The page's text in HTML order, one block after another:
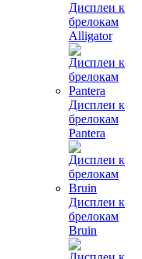
Дисплеи к
брелокам
Alligator
Дисплеи к
брелокам
Pantera
Дисплеи к
брелокам
Bruin